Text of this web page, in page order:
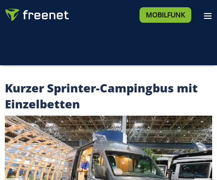
MOBILFUNK
Kurzer Sprinter-Campingbus mit
Einzelbetten